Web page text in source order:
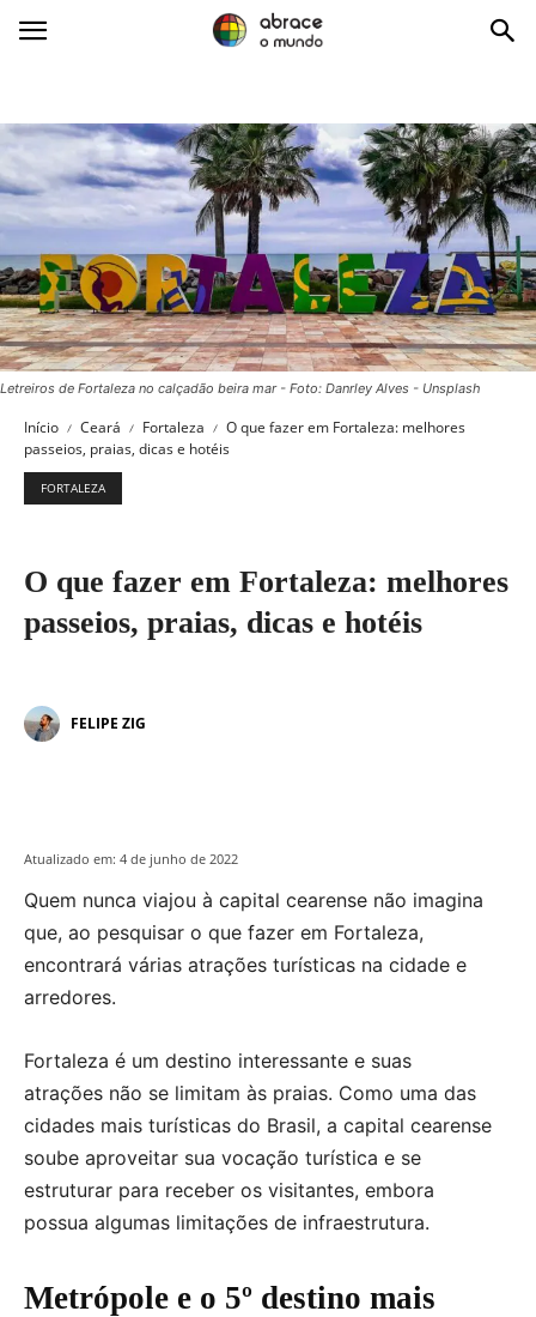
Letreiros de Fortaleza no calçadão beira mar - Foto: Danrley Alves - Unsplash
Início Ceará Fortaleza
O que fazer em Fortaleza: melhores
passeios, praias, dicas e hotéis
FORTALEZA
O que fazer em Fortaleza: melhores
passeios, praias, dicas e hotéis
FELIPE ZIG
Atualizado em: 4 de junho de 2022
Quem nunca viajou à capital cearense não imagina
que, ao pesquisar o que fazer em Fortaleza,
encontrará várias atrações turísticas na cidade e
arredores.
Fortaleza é um destino interessante e suas
atrações não se limitam às praias. Como uma das
cidades mais turísticas do Brasil, a capital cearense
soube aproveitar sua vocação turística e se
estruturar para receber os visitantes, embora
possua algumas limitações de infraestrutura.
Metrópole e o 5º destino mais